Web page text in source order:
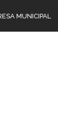
MUNICIPAL